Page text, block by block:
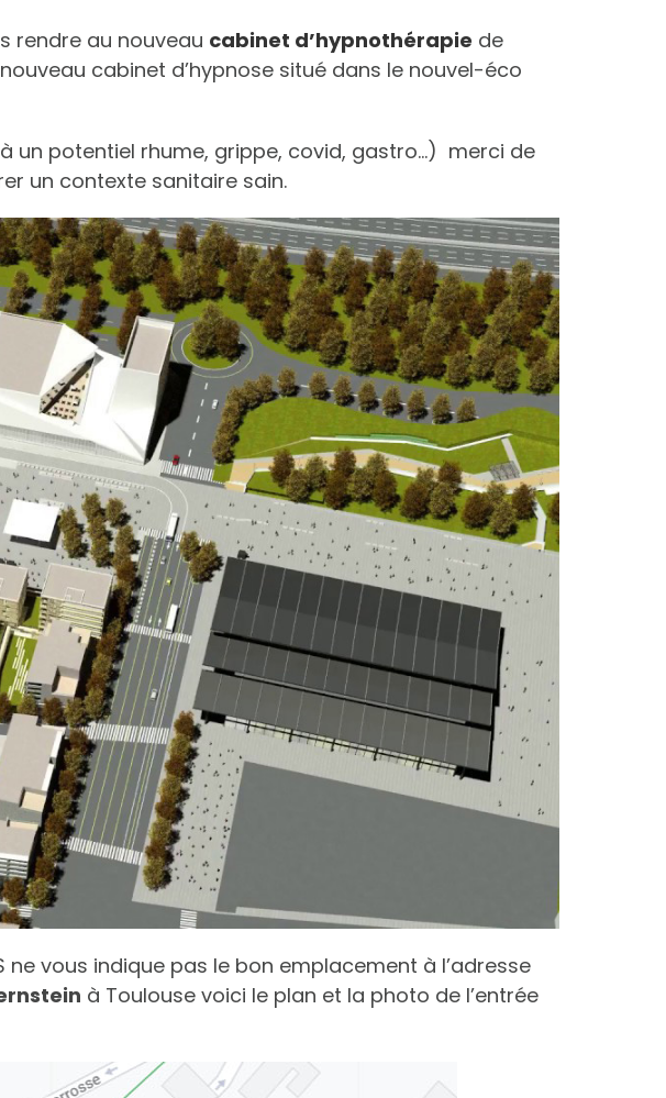
rendre au nouveau cabinet d’hypnothérapie de
cabinet d’hypnose situé dans le nouvel-éco
un potentiel rhume, grippe, covid, gastro…) merci de
un contexte sanitaire sain.
vous indique pas le bon emplacement à l’adresse
à Toulouse voici le plan et la photo de l’entrée